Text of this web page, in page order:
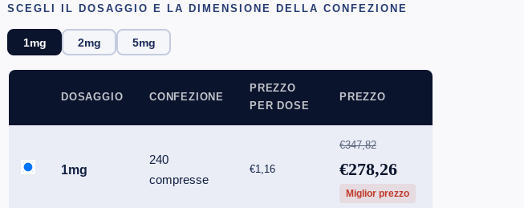
SCEGLI IL DOSAGGIO E LA DIMENSIONE DELLA CONFEZIONE
1mg 2mg 5mg
DOSAGGIO CONFEZIONE
PREZZO
PER DOSE
PREZZO
1mg
240
compresse
€1,16
€347,82
€278,26
Miglior prezzo